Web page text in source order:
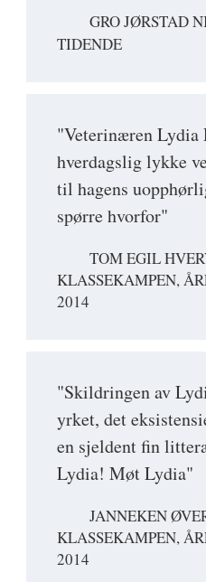
GRO JØRSTAD
TIDENDE
"Veterinæren Lydia
hverdagslig lykke
til hagens
spørre hvorfor"
TOM EGIL
KLASSEKAMPEN,
2014
"Skildringen av
yrket, det
en sjeldent fin
Lydia! Møt Lydia"
JANNEKEN
KLASSEKAMPEN,
2014